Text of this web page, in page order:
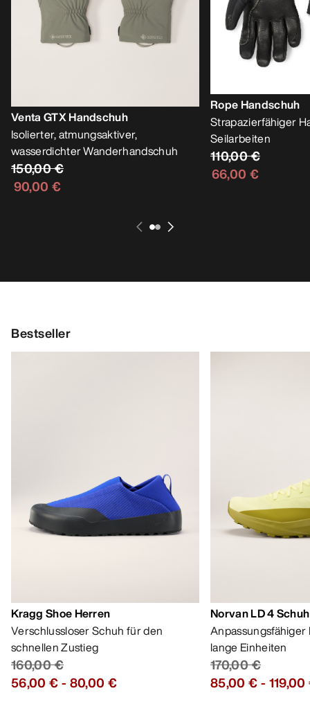
Venta GTX Handschuh
Isolierter, atmungsaktiver,
wasserdichter Wanderhandschuh
150,00 €
90,00 €
Rope Handschuh
Strapazierfähiger
Seilarbeiten
110,00 €
66,00 €
Bestseller
Kragg Shoe Herren
Verschlussloser Schuh für den
schnellen Zustieg
160,00 €
56,00 €- 80,00 €
Norvan LD 4
lange Einheiten
170,00 €
85,00 €-